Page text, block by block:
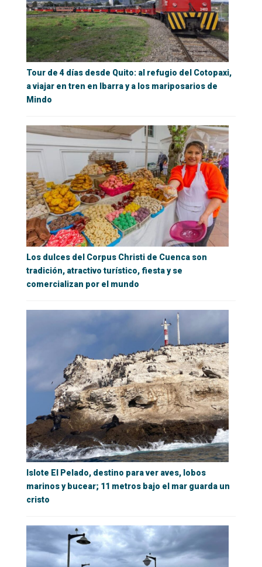
Tour de 4 días desde Quito: al refugio del Cotopaxi,
a viajar en tren en Ibarra y a los mariposarios de
Mindo
Los dulces del Corpus Christi de Cuenca son
tradición, atractivo turístico, fiesta y se
comercializan por el mundo
Islote El Pelado, destino para ver aves, lobos
marinos y bucear; 11 metros bajo el mar guarda un
cristo